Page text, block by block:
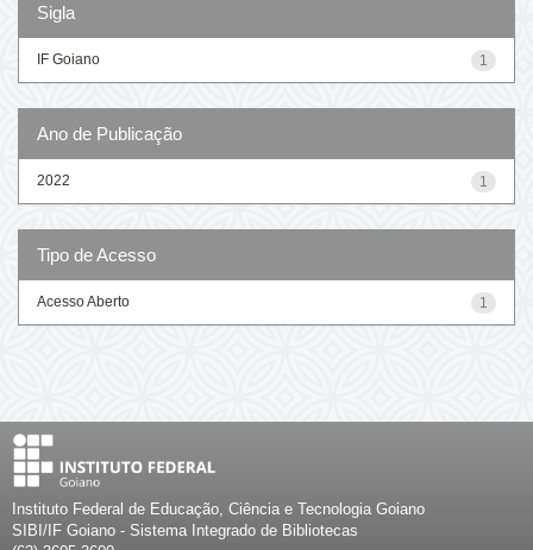
Sigla
1
IF Goiano
Ano de Publicação
1
2022
Tipo de Acesso
1
Acesso Aberto
Instituto Federal de Educação, Ciência e Tecnologia Goiano
SIBI/IF Goiano - Sistema Integrado de Bibliotecas